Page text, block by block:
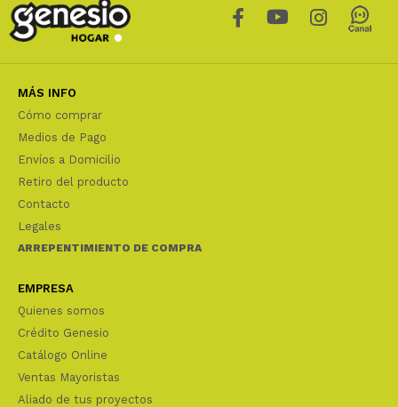
MÁS INFO
Cómo comprar
Medios de Pago
Envíos a Domicilio
Retiro del producto
Contacto
Legales
ARREPENTIMIENTO DE COMPRA
EMPRESA
Quienes somos
Crédito Genesio
Catálogo Online
Ventas Mayoristas
Aliado de tus proyectos